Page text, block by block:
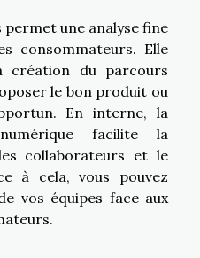
une analyse fine
consommateurs. Elle
création du parcours
le bon produit ou
En interne, la
facilite la
collaborateurs et le
à cela, vous pouvez
vos équipes face aux